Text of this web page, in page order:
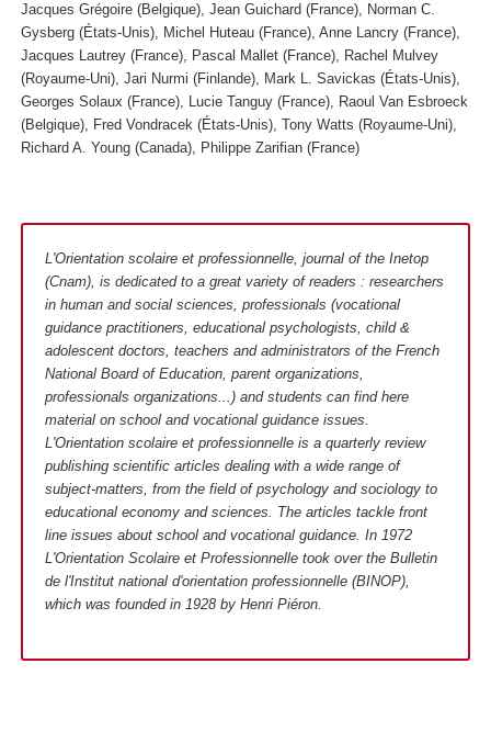
Jacques Grégoire (Belgique), Jean Guichard (France), Norman C.
Gysberg (États-Unis), Michel Huteau (France), Anne Lancry (France),
Jacques Lautrey (France), Pascal Mallet (France), Rachel Mulvey
(Royaume-Uni), Jari Nurmi (Finlande), Mark L. Savickas (États-Unis),
Georges Solaux (France), Lucie Tanguy (France), Raoul Van Esbroeck
(Belgique), Fred Vondracek (États-Unis), Tony Watts (Royaume-Uni),
Richard A. Young (Canada), Philippe Zarifian (France)
L'Orientation scolaire et professionnelle, journal of the Inetop
(Cnam), is dedicated to a great variety of readers : researchers
in human and social sciences, professionals (vocational
guidance practitioners, educational psychologists, child &
adolescent doctors, teachers and administrators of the French
National Board of Education, parent organizations,
professionals organizations...) and students can find here
material on school and vocational guidance issues.
L'Orientation scolaire et professionnelle is a quarterly review
publishing scientific articles dealing with a wide range of
subject-matters, from the field of psychology and sociology to
educational economy and sciences. The articles tackle front
line issues about school and vocational guidance. In 1972
L'Orientation Scolaire et Professionnelle took over the Bulletin
de l'Institut national d'orientation professionnelle (BINOP),
which was founded in 1928 by Henri Piéron.